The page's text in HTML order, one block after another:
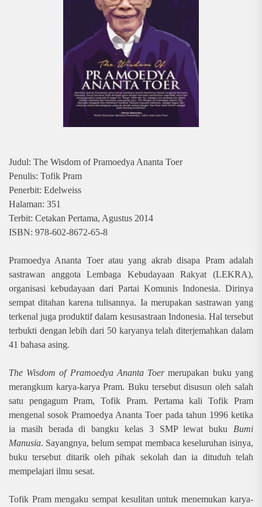
Judul: The Wisdom of Pramoedya Ananta Toer
Penulis: Tofik Pram
Penerbit: Edelweiss
Halaman: 351
Terbit: Cetakan Pertama, Agustus 2014
ISBN: 978-602-8672-65-8
Pramoedya Ananta Toer atau yang akrab disapa Pram adalah
sastrawan anggota Lembaga Kebudayaan Rakyat (LEKRA),
organisasi kebudayaan dari Partai Komunis Indonesia. Dirinya
sempat ditahan karena tulisannya. Ia merupakan sastrawan yang
terkenal juga produktif dalam kesusastraan Indonesia. Hal tersebut
terbukti dengan lebih dari 50 karyanya telah diterjemahkan dalam
41 bahasa asing.
The Wisdom of Pramoedya Ananta Toermerupakan buku yang
merangkum karya-karya Pram. Buku tersebut disusun oleh salah
satu pengagum Pram, Tofik Pram. Pertama kali Tofik Pram
mengenal sosok Pramoedya Ananta Toer pada tahun 1996 ketika
ia masih berada di bangku kelas 3 SMP lewat buku Bumi
Manusia. Sayangnya, belum sempat membaca keseluruhan isinya,
buku tersebut ditarik oleh pihak sekolah dan ia dituduh telah
mempelajari ilmu sesat.
Tofik Pram mengaku sempat kesulitan untuk menemukan karya-